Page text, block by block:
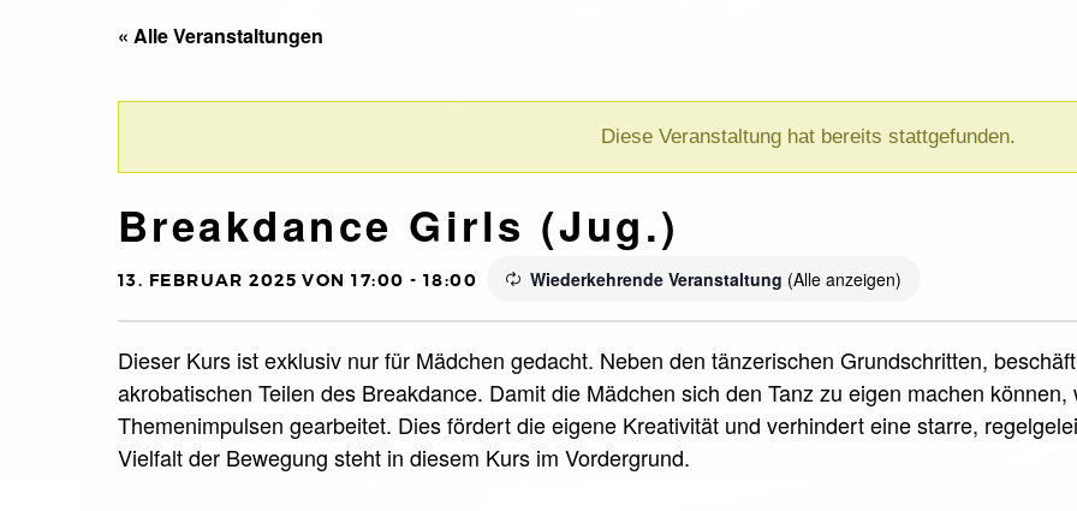
« Alle Veranstaltungen
Diese Veranstaltung hat bereits stattgefunden.
Breakdance Girls (Jug.)
13. FEBRUAR 2025 VON 17:00 - 18:00 Wiederkehrende Veranstaltung (Alle anzeigen)
Dieser Kurs ist exklusiv nur für Mädchen gedacht. Neben den tänzerischen Grundschritten,
akrobatischen Teilen des Breakdance. Damit die Mädchen sich den Tanz zu eigen machen
Themenimpulsen gearbeitet. Dies fördert die eigene Kreativität und verhindert eine starre,
Vielfalt der Bewegung steht in diesem Kurs im Vordergrund.